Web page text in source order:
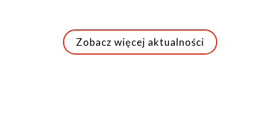
Zobacz więcej aktualności